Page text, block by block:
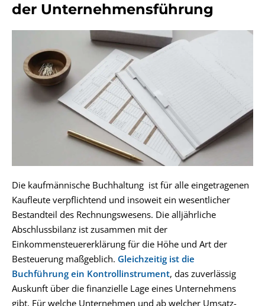
der Unternehmensführung
Die kaufmännische Buchhaltung ist für alle eingetragenen
Kaufleute verpflichtend und insoweit ein wesentlicher
Bestandteil des Rechnungswesens. Die alljährliche
Abschlussbilanz ist zusammen mit der
Einkommensteuererklärung für die Höhe und Art der
Besteuerung maßgeblich. Gleichzeitig ist die
Buchführung ein Kontrollinstrument, das zuverlässig
Auskunft über die finanzielle Lage eines Unternehmens
gibt. Für welche Unternehmen und ab welcher Umsatz-